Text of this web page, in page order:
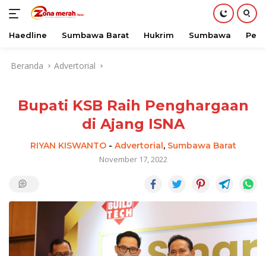
Haedline Sumbawa Barat Hukrim Sumbawa
Beranda Advertorial
Bupati KSB Raih Penghargaan
di Ajang ISNA
RIYAN KISWANTO- Advertorial, Sumbawa Barat
November 17, 2022